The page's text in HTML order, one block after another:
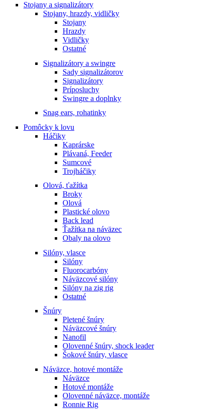
Stojany a signalizátory
Stojany, hrazdy, vidličky
Stojany
Hrazdy
Vidličky
Ostatné
Signalizátory a swingre
Sady signalizátorov
Signalizátory
Príposluchy
Swingre a doplnky
Snag ears, rohatinky
Pomôcky k lovu
Háčiky
Kaprárske
Plávaná, Feeder
Sumcové
Trojháčiky
Olová, ťažítka
Broky
Olová
Plastické olovo
Back lead
Ťažítka na náväzec
Obaly na olovo
Silóny, vlasce
Silóny
Fluorocarbóny
Náväzcové silóny
Silóny na zig rig
Ostatné
Šnúry
Pletené šnúry
Náväzcové šnúry
Nanofil
Olovenné šnúry, shock leader
Šokové šnúry, vlasce
Náväzce, hotové montáže
Náväzce
Hotové montáže
Olovenné náväzce, montáže
Ronnie Rig